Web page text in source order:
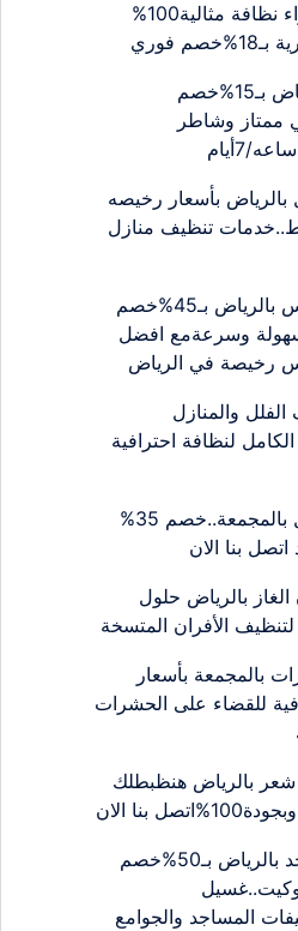
شركة تنظيف بشقراء نظافة مثالية100%
فوري
كهربائي منازل بالرياض بـ15%خصم
ممتاز وشاطر
بأسعار رخيصه
فقط..خدمات تنظيف منازل
شركة تنظيف مجالس بالرياض بـ45%خصم
وسرعةمع افضل
رخيصة في الرياض
والمنازل
الكامل لنظافة احترافية
شركة تنظيف منازل بالمجمعة..خصم 35%
بنا الان
بالرياض حلول
بالمجمعة بأسعار
للقضاء على الحشرات
بالرياض هنظبطلك
شركة تنظيف مساجد بالرياض بـ50%خصم
المساجد والجوامع